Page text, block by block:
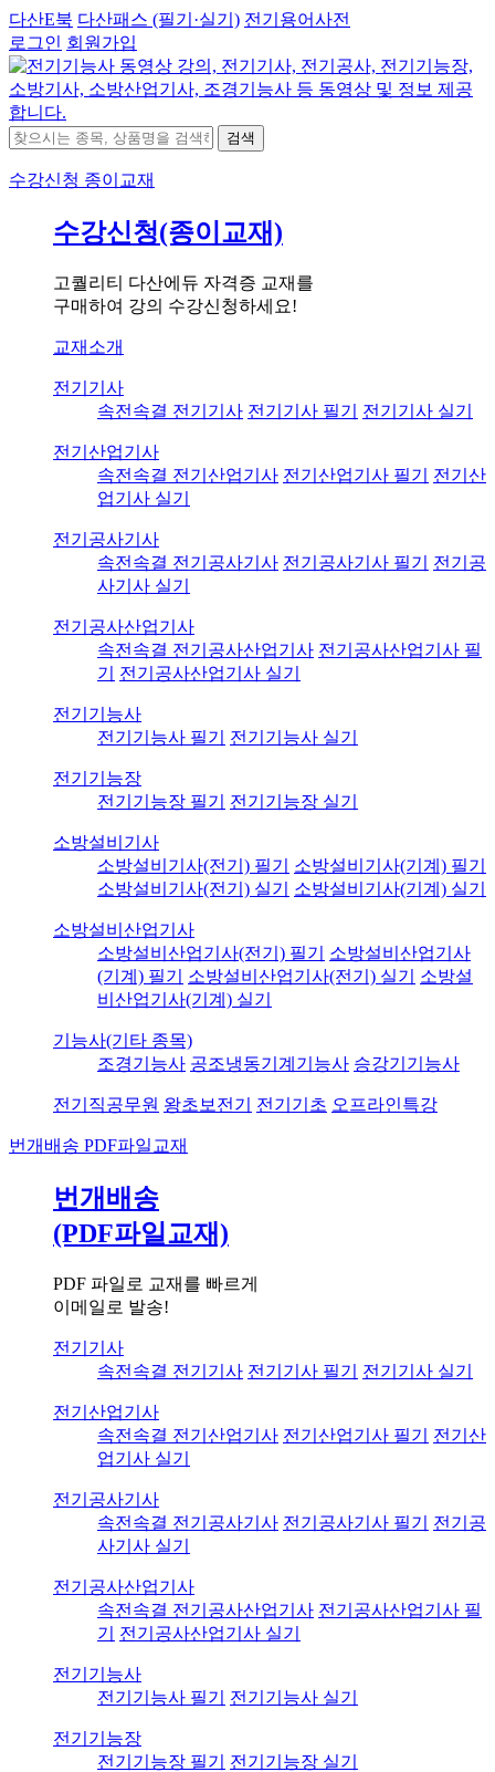
다산E북 다산패스 (필기·실기) 전기용어사전
로그인 회원가입
검색
수강신청 종이교재
수강신청(종이교재)
고퀄리티 다산에듀 자격증 교재를
구매하여 강의 수강신청하세요!
교재소개
전기기사
속전속결 전기기사 전기기사 필기 전기기사 실기
전기산업기사
속전속결 전기산업기사 전기산업기사 필기
전기산
업기사 실기
전기공사기사
속전속결 전기공사기사 전기공사기사 필기
전기공
사기사 실기
전기공사산업기사
속전속결 전기공사산업기사 전기공사산업기사 필
기
전기공사산업기사 실기
전기기능사
전기기능사 필기
전기기능사 실기
전기기능장
전기기능장 필기
전기기능장 실기
소방설비기사
소방설비기사(전기) 필기
소방설비기사(기계) 필기
소방설비기사(전기) 실기
소방설비기사(기계) 실기
소방설비산업기사
소방설비산업기사(전기) 필기
소방설비산업기사
(기계) 필기
소방설비산업기사(전기) 실기
소방설
비산업기사(기계) 실기
기능사(기타 종목)
조경기능사 공조냉동기계기능사 승강기기능사
전기직공무원 왕초보전기 전기기초 오프라인특강
번개배송 PDF파일교재
번개배송
(PDF파일교재)
PDF 파일로 교재를 빠르게
이메일로 발송!
전기기사
속전속결 전기기사 전기기사 필기 전기기사 실기
전기산업기사
속전속결 전기산업기사 전기산업기사 필기
전기산
업기사 실기
전기공사기사
속전속결 전기공사기사 전기공사기사 필기
전기공
사기사 실기
전기공사산업기사
속전속결 전기공사산업기사 전기공사산업기사 필
기
전기공사산업기사 실기
전기기능사
전기기능사 필기
전기기능사 실기
전기기능장
전기기능장 필기
전기기능장 실기